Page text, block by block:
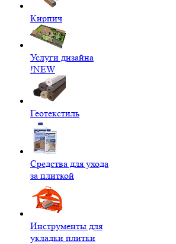
Кирпич
Услуги дизайна
!NEW
Геотекстиль
Средства для ухода
за плиткой
Инструменты для
укладки плитки